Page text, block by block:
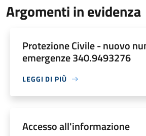
Argomenti in evidenza
Protezione Civile - nuovo
emergenze 340.9493276
LEGGI DI PIÙ
Accesso all'informazione